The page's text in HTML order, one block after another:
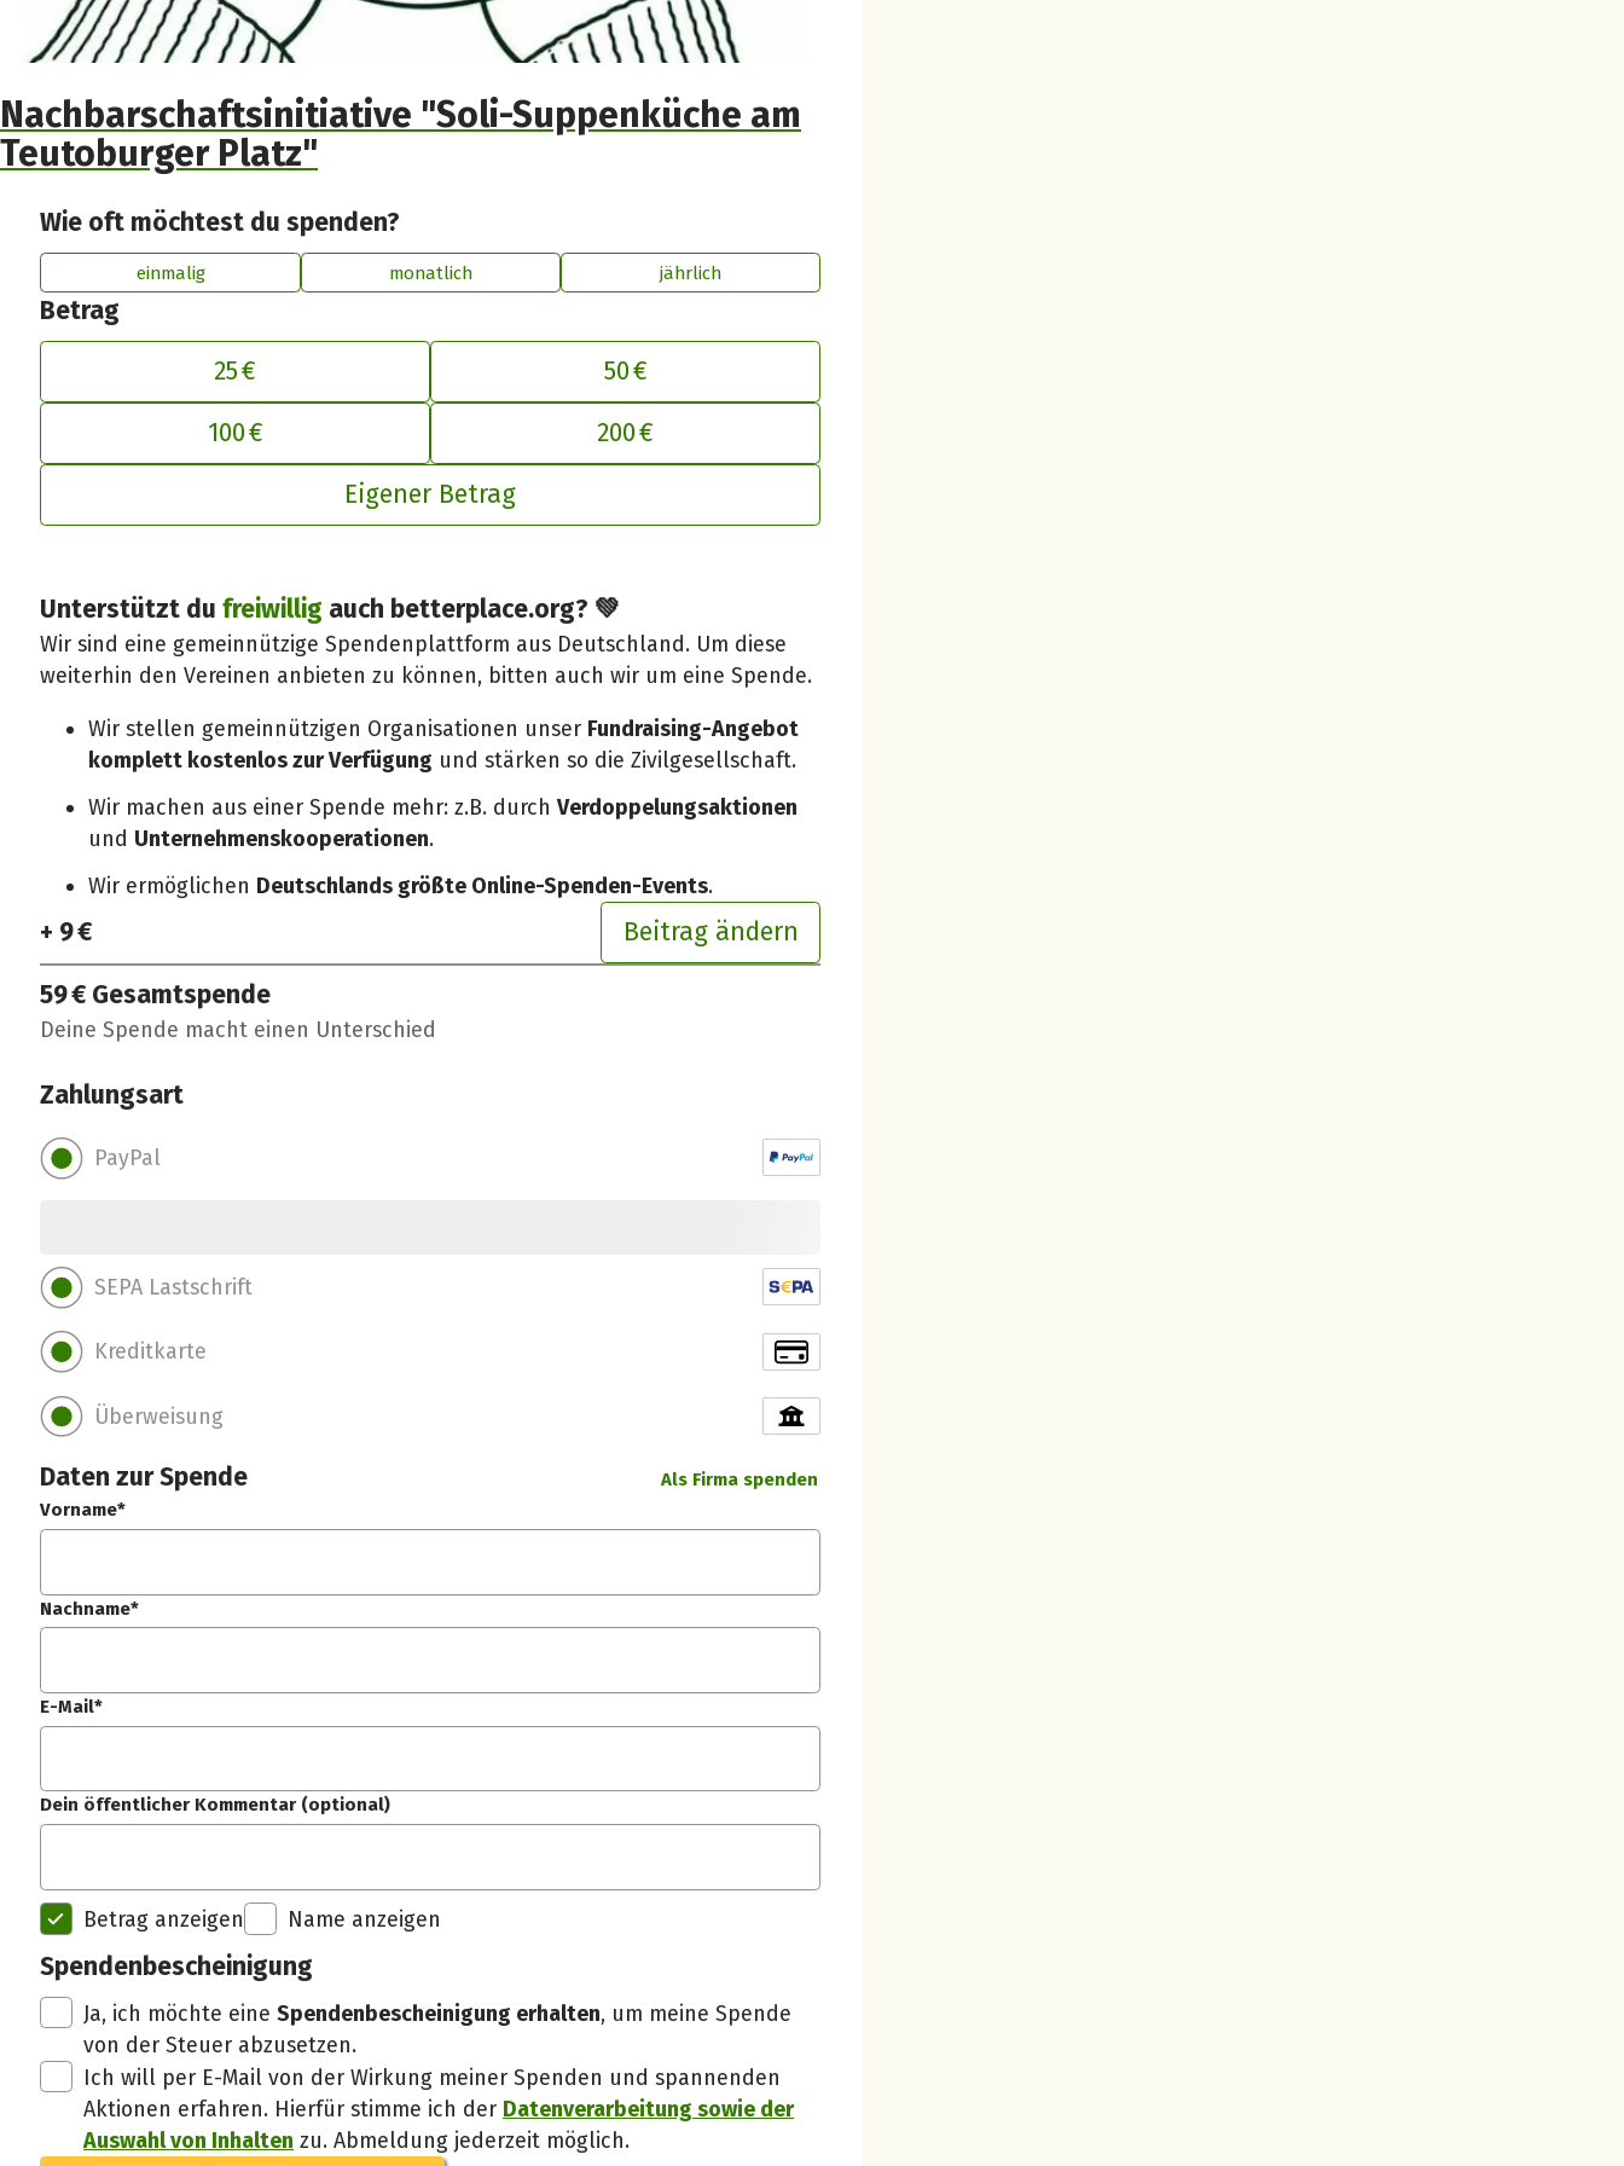
Nachbarschaftsinitiative "Soli-Suppenküche am
Teutoburger Platz"
Wie oft möchtest du spenden?
einmalig monatlich jährlich
Betrag
25 €
50 €
100 €
200 €
Eigener Betrag
Unterstützt dufreiwillig auch betterplace.org? 💚
Wir sind eine gemeinnützige Spendenplattform aus Deutschland. Um diese
weiterhin den Vereinen anbieten zu können, bitten auch wir um eine Spende.
Wir stellen gemeinnützigen Organisationen unser Fundraising-Angebot
komplett kostenlos zur Verfügung und stärken so die Zivilgesellschaft.
Wir machen aus einer Spende mehr: z.B. durchVerdoppelungsaktionen
und Unternehmenskooperationen.
Wir ermöglichen Deutschlands größte Online-Spenden-Events.
+ 9 € Beitrag ändern
Deinen Beitrag an betterplace anpassen
59 € Gesamtspende
Deine Spende macht einen Unterschied
Zahlungsart
PayPal
SEPA Lastschrift
Kreditkarte
Überweisung
Daten zur Spende
Als Firma spenden
Vorname*
Nachname*
E-Mail*
Dein öffentlicher Kommentar (optional)
Betrag anzeigen Name anzeigen
Spendenbescheinigung
Ja, ich möchte eineSpendenbescheinigung erhalten, um meine Spende
von der Steuer abzusetzen.
Ich will per E-Mail von der Wirkung meiner Spenden und spannenden
Aktionen erfahren. Hierfür stimme ich der Datenverarbeitung sowie der
Auswahl von Inhalten zu. Abmeldung jederzeit möglich.